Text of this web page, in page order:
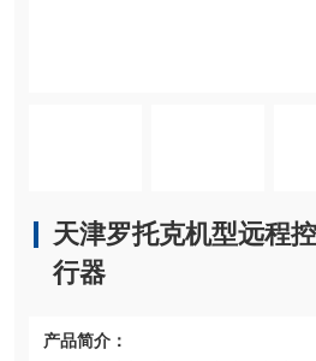
天津罗托克机型远程
行器
产品简介：